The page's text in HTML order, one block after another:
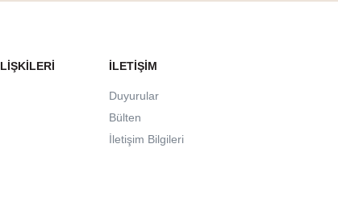
İLETIŞIM
Duyurular
Bülten
İletişim Bilgileri